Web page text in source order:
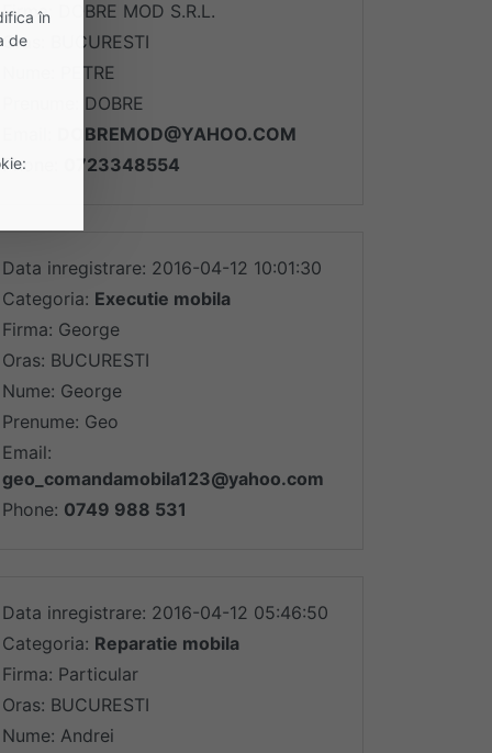
Firma: DOBRE MOD S.R.L.
Oras: BUCURESTI
Nume: PETRE
Prenume: DOBRE
DOBREMOD@YAHOO.COM
Phone:
0723348554
Data inregistrare: 2016-04-12 10:01:30
Categoria: Executie mobila
Firma: George
Oras: BUCURESTI
Nume: George
Prenume: Geo
Email:
geo_comandamobila123@yahoo.com
Phone: 0749 988 531
Data inregistrare: 2016-04-12 05:46:50
Categoria: Reparatie mobila
Firma: Particular
Oras: BUCURESTI
Nume: Andrei
în
de